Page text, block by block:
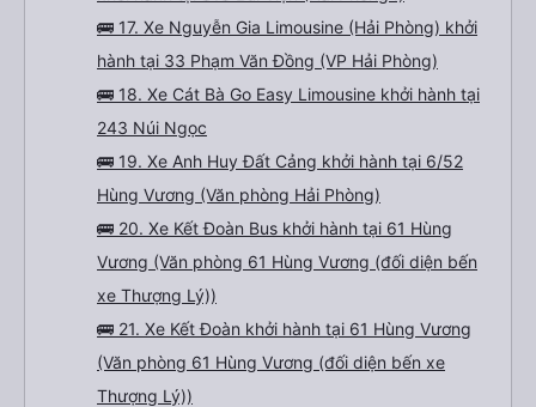
🚌 17. Xe Nguyễn Gia Limousine (Hải Phòng) khởi
hành tại 33 Phạm Văn Đồng (VP Hải Phòng)
🚌 18. Xe Cát Bà Go Easy Limousine khởi hành tại
243 Núi Ngọc
🚌 19. Xe Anh Huy Đất Cảng khởi hành tại 6/52
Hùng Vương (Văn phòng Hải Phòng)
🚌 20. Xe Kết Đoàn Bus khởi hành tại 61 Hùng
Vương (Văn phòng 61 Hùng Vương (đối diện bến
xe Thượng Lý))
🚌 21. Xe Kết Đoàn khởi hành tại 61 Hùng Vương
(Văn phòng 61 Hùng Vương (đối diện bến xe
Thượng Lý))